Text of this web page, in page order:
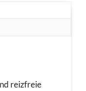
reizfreie